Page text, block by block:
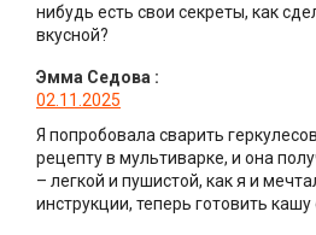
нибудь есть свои секреты, как
вкусной?
Эмма Седова :
02.11.2025
Я попробовала сварить
рецепту в мультиварке, и она
– легкой и пушистой, как я и
инструкции, теперь готовить кашу